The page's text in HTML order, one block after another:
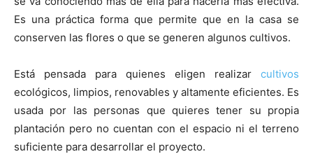
Es una práctica forma que permite que en la casa se
conserven las flores o que se generen algunos cultivos.
Está pensada para quienes eligen realizar cultivos
ecológicos, limpios, renovables y altamente eficientes. Es
usada por las personas que quieres tener su propia
plantación pero no cuentan con el espacio ni el terreno
suficiente para desarrollar el proyecto.